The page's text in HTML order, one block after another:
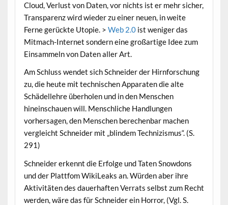
Cloud, Verlust von Daten, vor nichts ist er mehr sicher,
Transparenz wird wieder zu einer neuen, in weite
Ferne gerückte Utopie. > Web 2.0ist weniger das
Mitmach-Internet sondern eine großartige Idee zum
Einsammeln von Daten aller Art.
Am Schluss wendet sich Schneider der Hirnforschung
zu, die heute mit technischen Apparaten die alte
Schädellehre überholen und in den Menschen
hineinschauen will. Menschliche Handlungen
vorhersagen, den Menschen berechenbar machen
vergleicht Schneider mit „blindem Technizismus“. (S.
291)
Schneider erkennt die Erfolge und Taten Snowdons
und der Plattfom WikiLeaks an. Würden aber ihre
Aktivitäten des dauerhaften Verrats selbst zum Recht
werden, wäre das für Schneider ein Horror, (Vgl. S.